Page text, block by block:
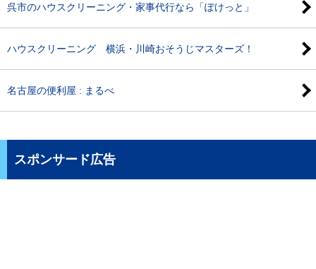
呉市のハウスクリーニング・家事代行なら「ぽけっと」
ハウスクリーニング 横浜・川崎おそうじマスターズ！
名古屋の便利屋 : まるべ
スポンサード広告